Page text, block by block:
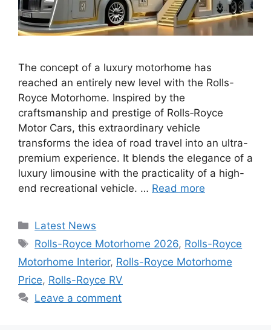
The concept of a luxury motorhome has
reached an entirely new level with the Rolls-
Royce Motorhome. Inspired by the
craftsmanship and prestige of Rolls‑Royce
Motor Cars, this extraordinary vehicle
transforms the idea of road travel into an ultra-
premium experience. It blends the elegance of a
luxury limousine with the practicality of a high-
end recreational vehicle. … Read more
Categories
Latest News
Tags
Rolls-Royce Motorhome 2026, Rolls-Royce
Motorhome Interior, Rolls-Royce Motorhome
Price, Rolls-Royce RV
Leave a comment